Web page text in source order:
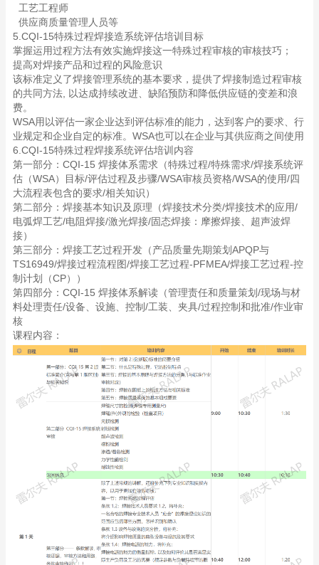
工艺工程师
供应商质量管理人员等
5.CQI-15特殊过程焊接造系统评估培训目标
掌握运用过程方法有效实施焊接这一特殊过程审核的审核技巧；
提高对焊接产品和过程的风险意识
该标准定义了焊接管理系统的基本要求，提供了焊接制造过程审核
的共同方法, 以达成持续改进、缺陷预防和降低供应链的变差和浪
费。
WSA用以评估一家企业达到评估标准的能力，达到客户的要求、行
业规定和企业自定的标准。WSA也可以在企业与其供应商之间使用
6.CQI-15特殊过程焊接系统评估培训内容
第一部分：CQI-15 焊接体系需求（特殊过程/特殊需求/焊接系统评
估（WSA）目标/评估过程及步骤/WSA审核员资格/WSA的使用/四
大流程表包含的要求/相关知识）
第二部分：焊接基本知识及原理（焊接技术分类/焊接技术的应用/
电弧焊工艺/电阻焊接/激光焊接/固态焊接：摩擦焊接、超声波焊
接）
第三部分：焊接工艺过程开发（产品质量先期策划APQP与
TS16949/焊接过程流程图/焊接工艺过程-PFMEA/焊接工艺过程-控
制计划（CP））
第四部分：CQI-15 焊接体系解读（管理责任和质量策划/现场与材
料处理责任/设备、设施、控制/工装、夹具/过程控制和批准/作业审
核
课程内容：